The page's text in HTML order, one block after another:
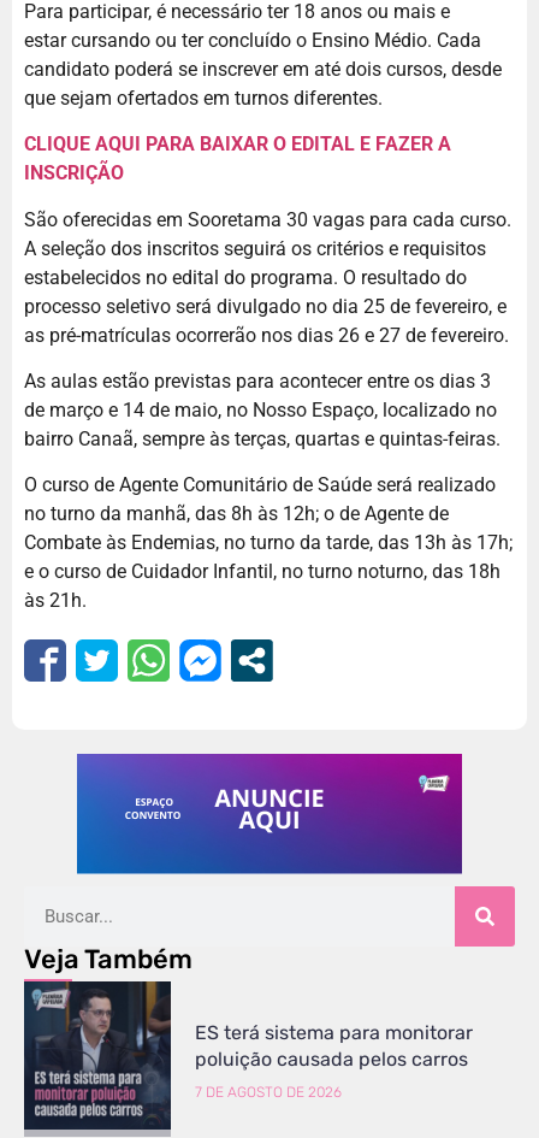
Para participar, é necessário ter 18 anos ou mais e
estar cursando ou ter concluído o Ensino Médio. Cada
candidato poderá se inscrever em até dois cursos, desde
que sejam ofertados em turnos diferentes.
CLIQUE AQUI PARA BAIXAR O EDITAL E FAZER A
INSCRIÇÃO
São oferecidas em Sooretama 30 vagas para cada curso.
A seleção dos inscritos seguirá os critérios e requisitos
estabelecidos no edital do programa. O resultado do
processo seletivo será divulgado no dia 25 de fevereiro, e
as pré-matrículas ocorrerão nos dias 26 e 27 de fevereiro.
As aulas estão previstas para acontecer entre os dias 3
de março e 14 de maio, no Nosso Espaço, localizado no
bairro Canaã, sempre às terças, quartas e quintas-feiras.
O curso de Agente Comunitário de Saúde será realizado
no turno da manhã, das 8h às 12h; o de Agente de
Combate às Endemias, no turno da tarde, das 13h às 17h;
e o curso de Cuidador Infantil, no turno noturno, das 18h
às 21h.
Veja Também
ES terá sistema para monitorar
poluição causada pelos carros
7 DE AGOSTO DE 2026